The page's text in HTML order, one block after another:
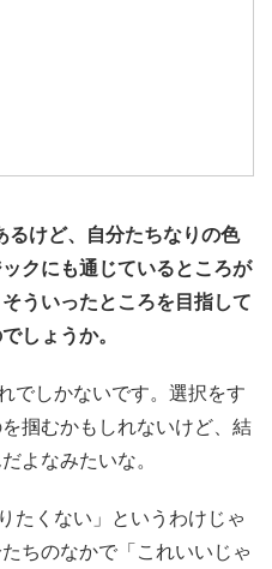
けど、自分たちなりの色
クにも通じているところが
ういったところを目指して
しょうか。
でしかないです。選択をす
掴むかもしれないけど、結
よなみたいな。
たくない」というわけじゃ
ちのなかで「これいいじゃ